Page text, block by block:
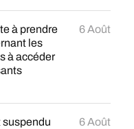
à prendre
les
à accéder
6 Août
suspendu
6 Août